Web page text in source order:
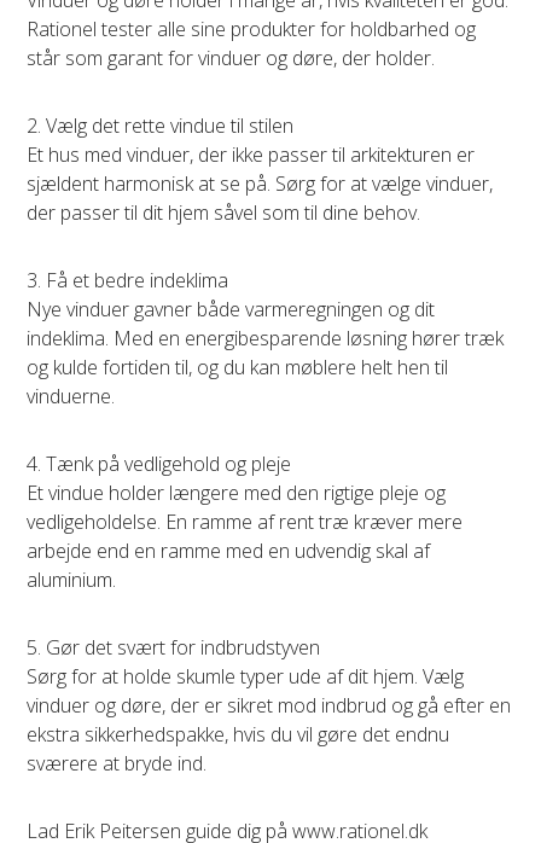
Rationel tester alle sine produkter for holdbarhed og
står som garant for vinduer og døre, der holder.
2. Vælg det rette vindue til stilen
Et hus med vinduer, der ikke passer til arkitekturen er
sjældent harmonisk at se på. Sørg for at vælge vinduer,
der passer til dit hjem såvel som til dine behov.
3. Få et bedre indeklima
Nye vinduer gavner både varmeregningen og dit
indeklima. Med en energibesparende løsning hører træk
og kulde fortiden til, og du kan møblere helt hen til
vinduerne.
4. Tænk på vedligehold og pleje
Et vindue holder længere med den rigtige pleje og
vedligeholdelse. En ramme af rent træ kræver mere
arbejde end en ramme med en udvendig skal af
aluminium.
5. Gør det svært for indbrudstyven
Sørg for at holde skumle typer ude af dit hjem. Vælg
vinduer og døre, der er sikret mod indbrud og gå efter en
ekstra sikkerhedspakke, hvis du vil gøre det endnu
sværere at bryde ind.
Lad Erik Peitersen guide dig på www.rationel.dk